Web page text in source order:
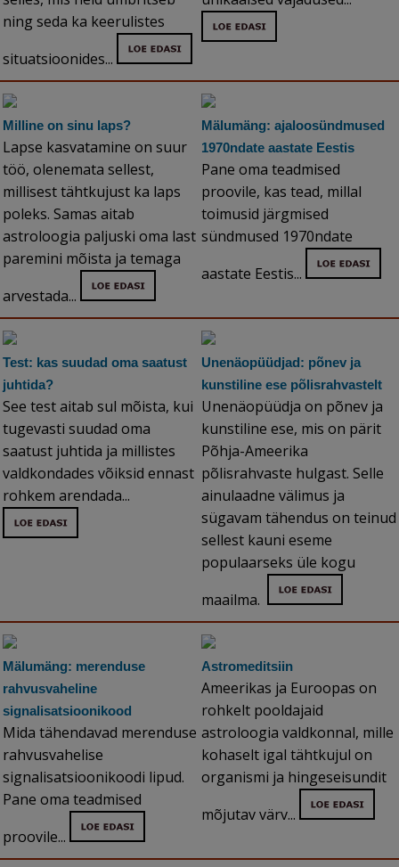
ning seda ka keerulistes
situatsioonides...
Milline on sinu laps?
Lapse kasvatamine on suur
töö, olenemata sellest,
millisest tähtkujust ka laps
poleks. Samas aitab
astroloogia paljuski oma last
paremini mõista ja temaga
arvestada...
Mälumäng: ajaloosündmused
1970ndate aastate Eestis
Pane oma teadmised
proovile, kas tead, millal
toimusid järgmised
sündmused 1970ndate
aastate Eestis...
Test: kas suudad oma saatust
juhtida?
See test aitab sul mõista, kui
tugevasti suudad oma
saatust juhtida ja millistes
valdkondades võiksid ennast
rohkem arendada...
Unenäopüüdjad: põnev ja
kunstiline ese põlisrahvastelt
Unenäopüüdja on põnev ja
kunstiline ese, mis on pärit
Põhja-Ameerika
põlisrahvaste hulgast. Selle
ainulaadne välimus ja
sügavam tähendus on teinud
sellest kauni eseme
populaarseks üle kogu
maailma.
Mälumäng: merenduse
rahvusvaheline
signalisatsioonikood
Mida tähendavad merenduse
rahvusvahelise
signalisatsioonikoodi lipud.
Pane oma teadmised
proovile...
Astromeditsiin
Ameerikas ja Euroopas on
rohkelt pooldajaid
astroloogia valdkonnal, mille
kohaselt igal tähtkujul on
organismi ja hingeseisundit
mõjutav värv...